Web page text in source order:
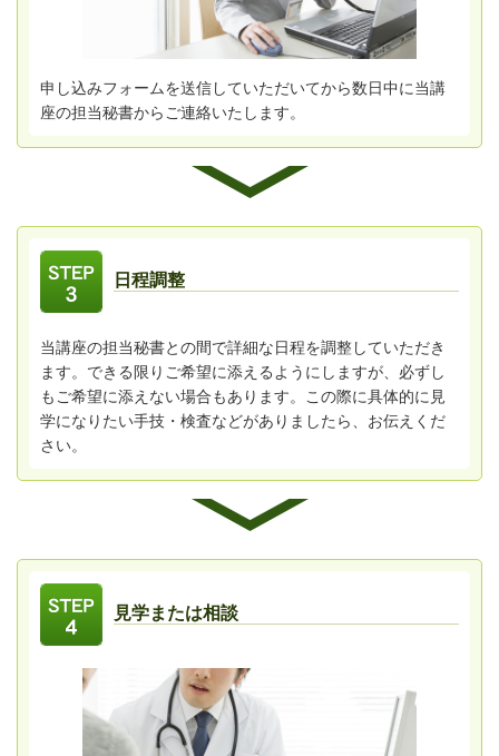
申し込みフォームを送信していただいてから数日中に当講
座の担当秘書からご連絡いたします。
日程調整
当講座の担当秘書との間で詳細な日程を調整していただき
ます。できる限りご希望に添えるようにしますが、必ずし
もご希望に添えない場合もあります。この際に具体的に見
学になりたい手技・検査などがありましたら、お伝えくだ
さい。
見学または相談